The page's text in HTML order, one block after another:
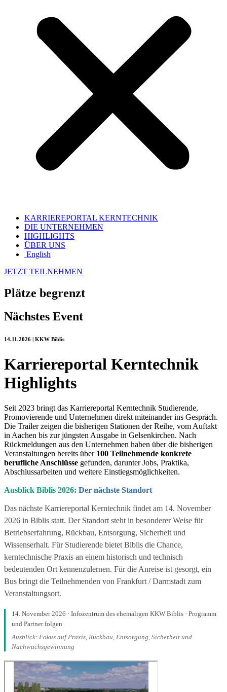
KARRIEREPORTAL KERNTECHNIK
DIE UNTERNEHMEN
HIGHLIGHTS
ÜBER UNS
English
JETZT TEILNEHMEN
Plätze begrenzt
Nächstes Event
14.11.2026 | KKW Biblis
Karriereportal Kerntechnik
Highlights
Seit 2023 bringt das Karriereportal Kerntechnik Studierende,
Promovierende und Unternehmen direkt miteinander ins Gespräch.
Die Trailer zeigen die bisherigen Stationen der Reihe, vom Auftakt
in Aachen bis zur jüngsten Ausgabe in Gelsenkirchen. Nach
Rückmeldungen aus den Unternehmen haben über die bisherigen
Veranstaltungen bereits über 100 Teilnehmende konkrete
berufliche Anschlüsse gefunden, darunter Jobs, Praktika,
Abschlussarbeiten und weitere Einstiegsmöglichkeiten.
Ausblick Biblis 2026: Der nächste Standort
Das nächste Karriereportal Kerntechnik findet am 14. November
2026 in Biblis statt. Der Standort steht in besonderer Weise für
Betriebserfahrung, Rückbau, Entsorgung, Sicherheit und
Wissenserhalt. Für Studierende bietet Biblis die Chance,
kerntechnische Praxis an einem historisch und technisch
bedeutenden Ort kennenzulernen. Für die Anreise ist gesorgt, ein
Bus bringt die Teilnehmenden von Frankfurt / Darmstadt zum
Veranstaltungsort.
14. November 2026 · Infozentrum des ehemaligen KKW Biblis · Programm
und Partner folgen
Ausblick: Fokus auf Praxis, Rückbau, Entsorgung, Sicherheit und
Nachwuchsgewinnung